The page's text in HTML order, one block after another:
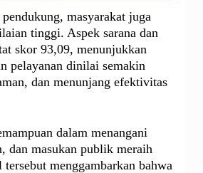
masyarakat juga
tinggi. Aspek sarana dan
skor 93,09, menunjukkan
pelayanan dinilai semakin
dan menunjang efektivitas
dalam menangani
dan masukan publik meraih
menggambarkan bahwa